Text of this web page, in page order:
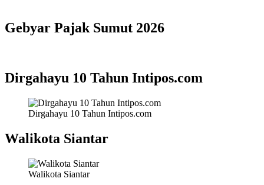
Gebyar Pajak Sumut 2026
Dirgahayu 10 Tahun Intipos.com
Dirgahayu 10 Tahun Intipos.com
Walikota Siantar
Walikota Siantar